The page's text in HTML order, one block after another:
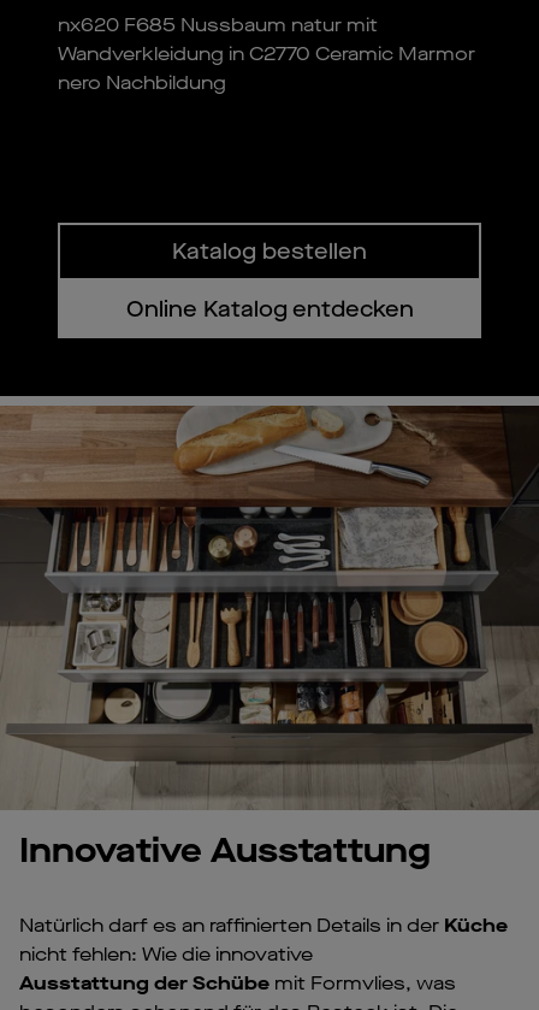
nx620 F685 Nussbaum natur mit
Wandverkleidung in C2770 Ceramic Marmor
nero Nachbildung
Katalog bestellen
Online Katalog entdecken
Innovative Ausstattung
Natürlich darf es an raffinierten Details in der Küche
nicht fehlen: Wie die innovative
Ausstattung der Schübe mit Formvlies, was